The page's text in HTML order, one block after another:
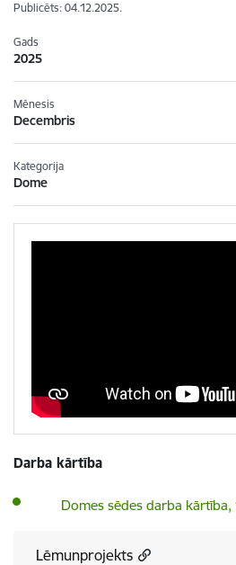
Publicēts: 04.12.2025.
Gads
2025
Mēnesis
Decembris
Kategorija
Dome
Darba kārtība
Lejupielādēt:
Domes sēdes darba
Lēmunprojekts